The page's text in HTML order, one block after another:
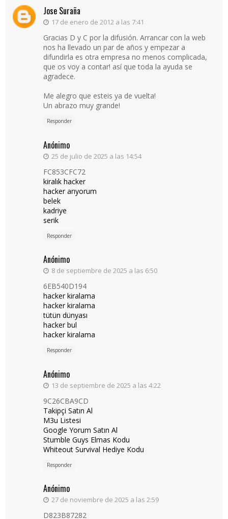
Jose Suraña
17 de enero de 2012 a las 7:41
Gracias D y C por la difusión. Arrancar con la web
nos ha llevado un par de años y empezar a
difundirla es otra empresa no menos complicada,
que os voy a contar! así que toda la ayuda se
agradece.
Me alegro que esteis ya de vuelta!
Un abrazo muy grande!
Responder
Anónimo
25 de julio de 2025 a las 14:54
FC853CFC72
kiralık hacker
hacker arıyorum
belek
kadriye
serik
Responder
Anónimo
8 de septiembre de 2025 a las 6:50
6EB540D194
hacker kiralama
hacker kiralama
tütün dünyası
hacker bul
hacker kiralama
Responder
Anónimo
13 de septiembre de 2025 a las 4:22
9C26CBA9CD
Takipçi Satın Al
M3u Listesi
Google Yorum Satın Al
Stumble Guys Elmas Kodu
Whiteout Survival Hediye Kodu
Responder
Anónimo
27 de noviembre de 2025 a las 2:59
D823B87282